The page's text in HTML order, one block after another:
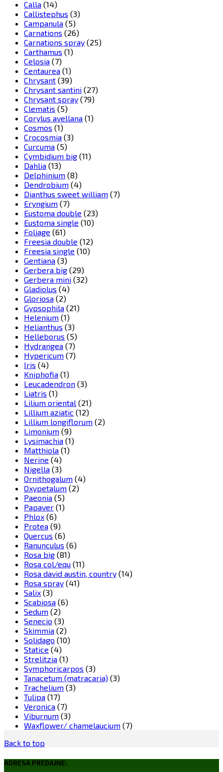
Calla (14)
Callistephus (3)
Campanula (5)
Carnations (26)
Carnations spray (25)
Carthamus (1)
Celosia (7)
Centaurea (1)
Chrysant (39)
Chrysant santini (27)
Chrysant spray (79)
Clematis (5)
Corylus avellana (1)
Cosmos (1)
Crocosmia (3)
Curcuma (5)
Cymbidium big (11)
Dahlia (13)
Delphinium (8)
Dendrobium (4)
Dianthus sweet william (7)
Eryngium (7)
Eustoma double (23)
Eustoma single (10)
Foliage (61)
Freesia double (12)
Freesia single (10)
Gentiana (3)
Gerbera big (29)
Gerbera mini (32)
Gladiolus (4)
Gloriosa (2)
Gypsophila (21)
Helenium (1)
Helianthus (3)
Helleborus (5)
Hydrangea (7)
Hypericum (7)
Iris (4)
Kniphofia (1)
Leucadendron (3)
Liatris (1)
Lilium oriental (21)
Lillium aziatic (12)
Lillium longiflorum (2)
Limonium (9)
Lysimachia (1)
Matthiola (1)
Nerine (4)
Nigella (3)
Ornithogalum (4)
Oxypetalum (2)
Paeonia (5)
Papaver (1)
Phlox (6)
Protea (9)
Quercus (6)
Ranunculus (6)
Rosa big (81)
Rosa col/equ (11)
Rosa david austin, country (14)
Rosa spray (41)
Salix (3)
Scabiosa (6)
Sedum (2)
Senecio (3)
Skimmia (2)
Solidago (10)
Statice (4)
Strelitzia (1)
Symphoricarpos (3)
Tanacetum (matracaria) (3)
Trachelium (3)
Tulipa (17)
Veronica (7)
Viburnum (3)
Waxflower/ chamelaucium (7)
Back to top
ADRESA PREDAJNE: